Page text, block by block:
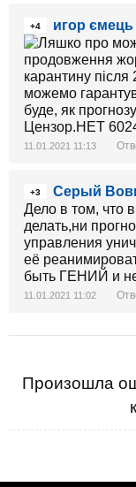
+4 игор ємець
11.01.2021 11:13
+3
Серый
Дело в том, что
делать,ни
управления
её
быть ГЕНИЙ и
11.01.2021 11:02
Произошла